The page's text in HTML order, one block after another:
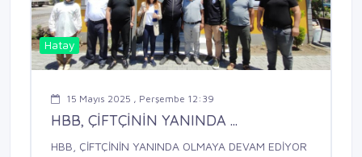
Hatay
15 Mayıs 2025 , Perşembe 12:39
HBB, ÇİFTÇİNİN YANINDA ...
HBB, ÇİFTÇİNİN YANINDA OLMAYA DEVAM EDİYOR